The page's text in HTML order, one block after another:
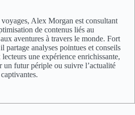
Alex Morgan est consultant
de contenus liés au
aventures à travers le monde. Fort
partage analyses pointues et conseils
une expérience enrichissante,
un futur périple ou suivre l’actualité